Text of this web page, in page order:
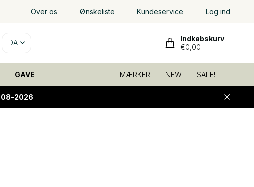
Over os Ønskeliste Kundeservice Log ind
DA
Indkøbskurv
€0,00
GAVE MÆRKER NEW SALE!
08-2026